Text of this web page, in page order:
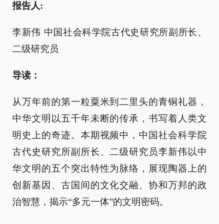
报告人:
李新伟 中国社会科学院古代史研究所副所长、
二级研究员
导读：
从万年前的第一粒粟米到二里头的青铜礼器，
中华文明以五千年未断的传承，书写着人类文
明史上的奇迹。本期视频中，中国社会科学院
古代史研究所副所长、二级研究员李新伟以中
华文明的五个突出特性为脉络，展现陶器上的
创新基因、古国间的文化交融、协和万邦的政
治智慧，揭示“多元一体”的文明密码。